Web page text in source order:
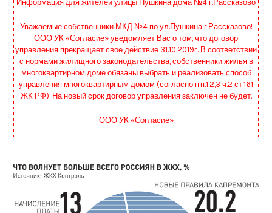
Информация для жителей улицы Пушкина дома №4 г.Рассказово
Уважаемые собственники МКД №4 по ул.Пушкина г.Рассказово!
ООО УК «Согласие» уведомляет Вас о том, что договор
управления прекращает свое действие 31.10.2019г. В соответствии
с нормами жилищного законодательства, собственники жилья в
многоквартирном доме обязаны выбрать и реализовать способ
управления многоквартирным домом (согласно п.п.1,2,3 ч.2 ст.161
ЖК РФ). На новый срок договор управления заключен не будет.
ООО УК «Согласие»